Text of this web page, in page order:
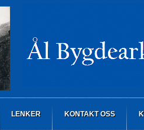
LENKER KONTAKT OSS